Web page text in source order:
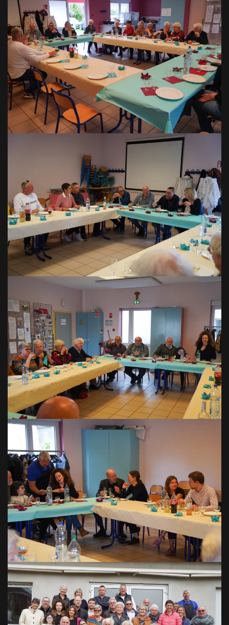
VOIR EN GRAND
VOIR EN GRAND
VOIR EN GRAND
VOIR EN GRAND